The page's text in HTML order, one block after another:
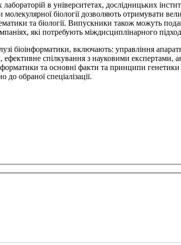
в університетах, дослідницьких
біології дозволяють отримувати
та біології. Випускники також можуть
які потребують міждисциплінарного
біоінформатики, включають: управління
спілкування з науковими експертами,
та основні факти та принципи
обраної спеціалізації.